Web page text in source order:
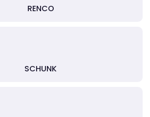
RENCO
SCHUNK